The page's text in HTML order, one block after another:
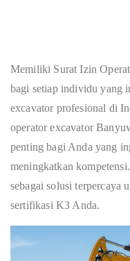
Memiliki Surat Izin
bagi setiap individu yang
excavator profesional di
operator excavator
penting bagi Anda yang
meningkatkan
sebagai solusi terpercaya
sertifikasi K3 Anda.